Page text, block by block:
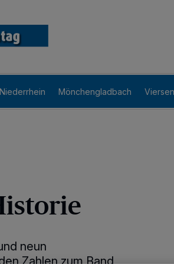
Mönchengladbach Viersen
neun
Zahlen zum Band